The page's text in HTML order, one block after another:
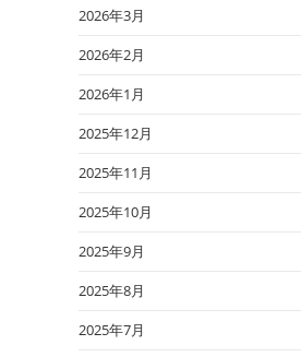
2026年3月
2026年2月
2026年1月
2025年12月
2025年11月
2025年10月
2025年9月
2025年8月
2025年7月